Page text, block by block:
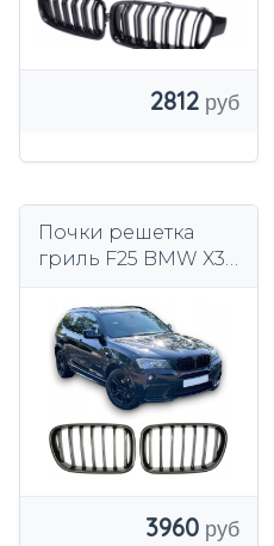
2812
Почки решетка
гриль F25 BMW X3
ребро 2010-2014
PRE-LCI
3960